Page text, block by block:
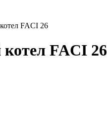
FACI 26
FACI 26